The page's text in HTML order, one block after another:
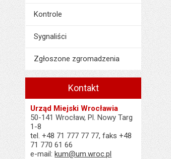
Kontrole
Sygnaliści
Zgłoszone zgromadzenia
Kontakt
Urząd Miejski Wrocławia
50-141 Wrocław, Pl. Nowy Targ
1-8
tel. +48 71 777 77 77, faks +48
71 770 61 66
e-mail:kum@um.wroc.pl